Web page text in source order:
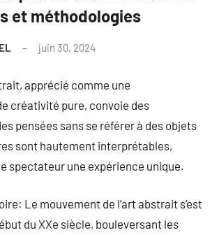
et méthodologies
juin 30, 2024
apprécié comme une
créativité pure, convoie des
pensées sans se référer à des objets
sont hautement interprétables,
spectateur une expérience unique.
Le mouvement de l’art abstrait s’est
du XXe siècle, bouleversant les